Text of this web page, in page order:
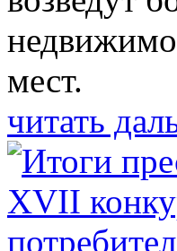
мест.
читать